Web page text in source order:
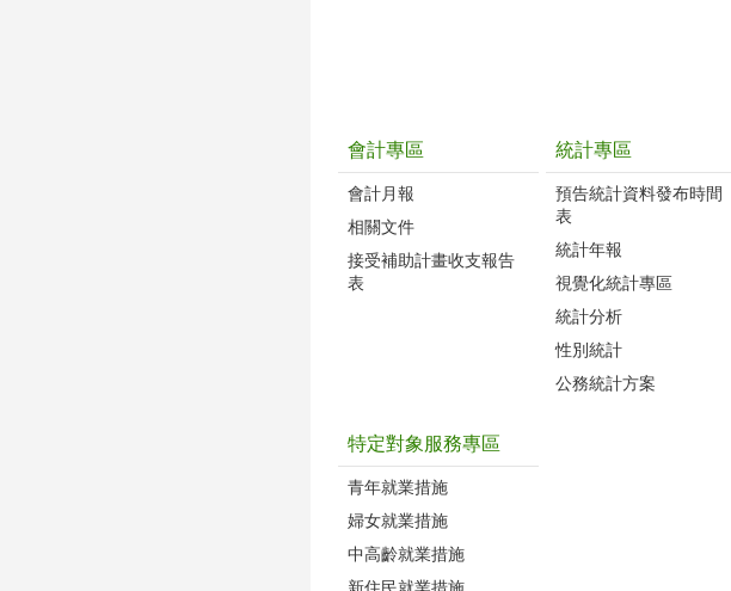
會計專區
會計月報
相關文件
接受補助計畫收支報告
表
統計專區
預告統計資料發布時間
表
統計年報
視覺化統計專區
統計分析
性別統計
公務統計方案
特定對象服務專區
青年就業措施
婦女就業措施
中高齡就業措施